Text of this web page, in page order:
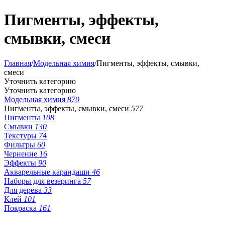
Пигменты, эффекты,
смывки, смеси
Главная/Модельная химия/Пигменты, эффекты, смывки,
смеси
Уточнить категорию
Уточнить категорию
Модельная химия 870
Пигменты, эффекты, смывки, смеси 577
Пигменты 108
Смывки 130
Текстуры 74
Фильтры 60
Чернение 16
Эффекты 90
Акварельные карандаши 46
Наборы для везеринга 57
Для дерева 33
Клей 101
Покраска 161